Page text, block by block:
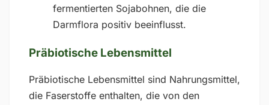
fermentierten Sojabohnen, die die
Darmflora positiv beeinflusst.
Präbiotische Lebensmittel
Präbiotische Lebensmittel sind Nahrungsmittel,
die Faserstoffe enthalten, die von den